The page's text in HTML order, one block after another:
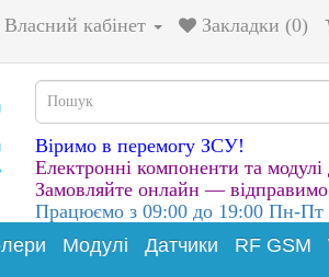
Власний кабінет Закладки (0)
Віримо в перемогу ЗСУ!
Електронні компоненти та
Замовляйте онлайн — відправимо
Працюємо з 09:00 до 19:00 Пн-Пт
Модулі Датчики RF GSM